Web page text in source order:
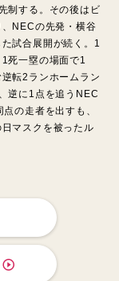
制する。その後はビ
NECの先発・横谷
試合展開が続く。1
死一塁の場面で1
転2ランホームラン
逆に1点を追うNEC
の走者を出すも、
マスクを被ったル